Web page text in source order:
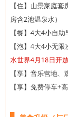
【住】山景家庭套
房含2池温泉水）
【餐】4大4小自
【泡】4大4小无
水世界4月18日开
【享】音乐营地
【享】免费停车+